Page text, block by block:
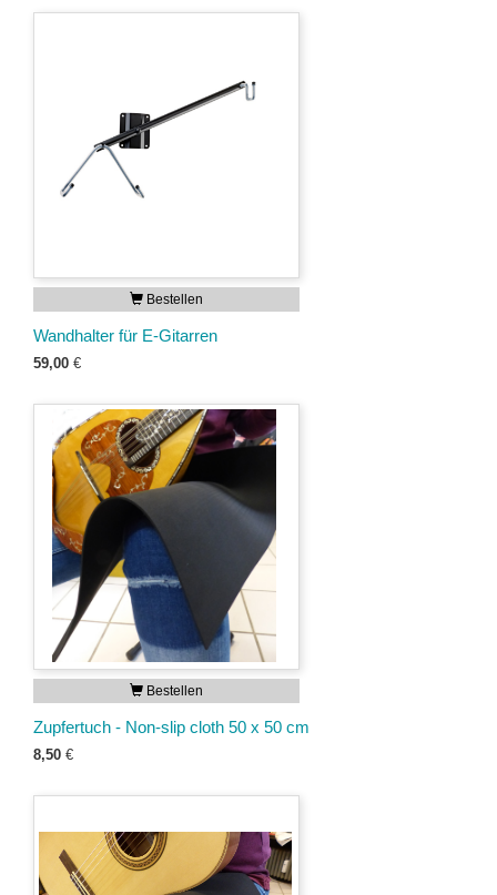
Bestellen
Wandhalter für E-Gitarren
59,00 €
Bestellen
Zupfertuch - Non-slip cloth 50 x 50 cm
8,50 €